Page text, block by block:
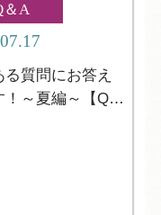
＆A
る質問にお答え
！～夏編～【Q＆